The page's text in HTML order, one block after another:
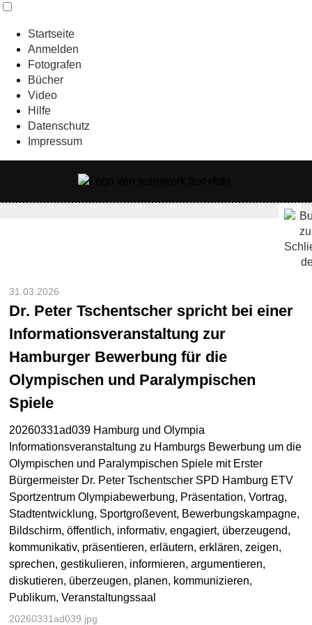
Startseite
Anmelden
Fotografen
Bücher
Video
Hilfe
Datenschutz
Impressum
31.03.2026
Dr. Peter Tschentscher spricht bei einer
Informationsveranstaltung zur
Hamburger Bewerbung für die
Olympischen und Paralympischen
Spiele
20260331ad039 Hamburg und Olympia
Informationsveranstaltung zu Hamburgs Bewerbung um die
Olympischen und Paralympischen Spiele mit Erster
Bürgermeister Dr. Peter Tschentscher SPD Hamburg ETV
Sportzentrum Olympiabewerbung, Präsentation, Vortrag,
Stadtentwicklung, Sportgroßevent, Bewerbungskampagne,
Bildschirm, öffentlich, informativ, engagiert, überzeugend,
kommunikativ, präsentieren, erläutern, erklären, zeigen,
sprechen, gestikulieren, informieren, argumentieren,
diskutieren, überzeugen, planen, kommunizieren,
Publikum, Veranstaltungssaal
20260331ad039.jpg